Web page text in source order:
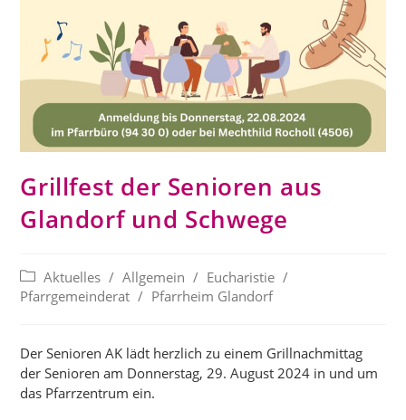
Grillfest der Senioren aus
Glandorf und Schwege
Beitrags-
Kategorie:
Aktuelles / Allgemein / Eucharistie /
Pfarrgemeinderat / Pfarrheim Glandorf
Der Senioren AK lädt herzlich zu einem Grillnachmittag
der Senioren am Donnerstag, 29. August 2024 in und um
das Pfarrzentrum ein.